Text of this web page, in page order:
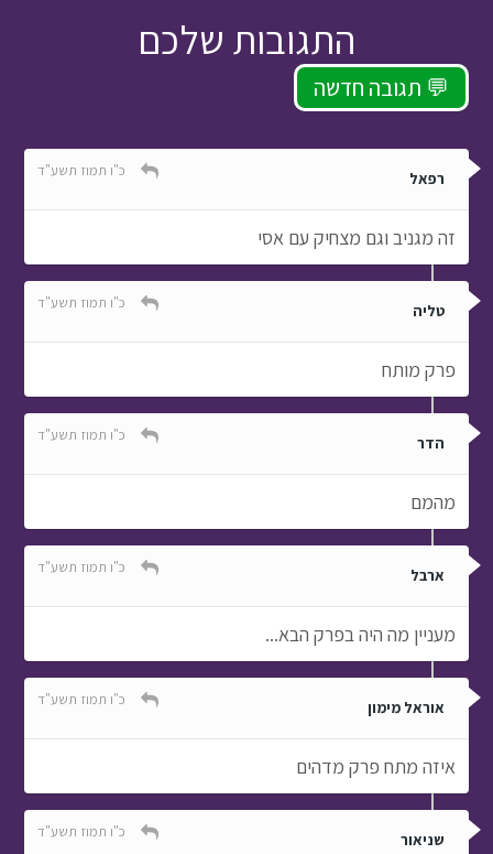
התגובות שלכם
תגובה חדשה 💬
רפאל כ"ו תמוז תשע"ד
זה מגניב וגם מצחיק עם אסי
טליה כ"ו תמוז תשע"ד
פרק מותח
הדר כ"ו תמוז תשע"ד
מהמם
ארבל כ"ו תמוז תשע"ד
מעניין מה היה בפרק הבא...
אוראל מימון כ"ו תמוז תשע"ד
איזה מתח פרק מדהים
שניאור כ"ו תמוז תשע"ד